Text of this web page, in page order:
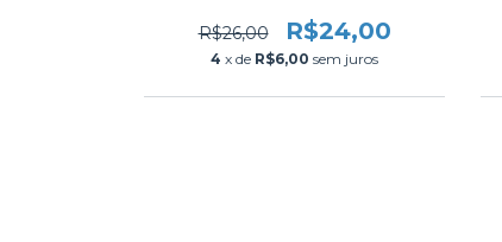
R$26,00 R$24,00
4 x de R$6,00 sem juros